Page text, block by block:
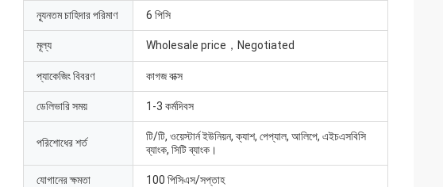
ন্যূনতম চাহিদার পরিমাণ 6 পিসি
মূল্য Wholesale price，Negotiated
প্যাকেজিং বিবরণ কাগজ বাক্স
ডেলিভারি সময় 1-3 কর্মদিবস
পরিশোধের শর্ত
টি/টি, ওয়েস্টার্ন ইউনিয়ন, ক্যাশ, পেপ্যাল, আলিপে, এইচএসবিসি
ব্যাংক, সিটি ব্যাংক।
যোগানের ক্ষমতা 100 পিসিএস/সপ্তাহ